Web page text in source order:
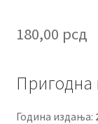
180,00 рсд
Пригодна
Година издања: